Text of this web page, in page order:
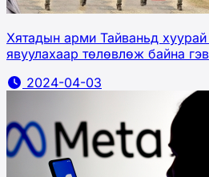
Хятадын арми Тайваньд
явуулахаар төлөвлөж байна гэв
2024-04-03